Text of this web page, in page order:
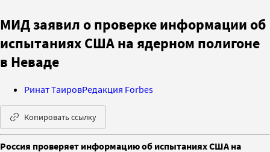
МИД заявил о проверке информации об
испытаниях США на ядерном полигоне
в Неваде
Ринат ТаировРедакция Forbes
Копировать ссылку
Россия проверяет информацию об испытаниях США на